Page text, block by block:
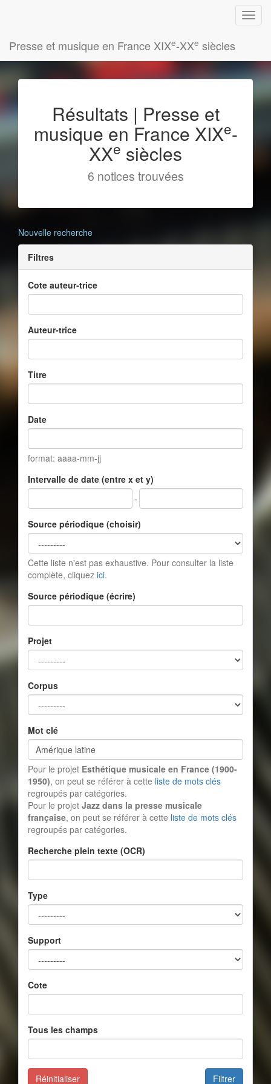
Presse et musique en France XIXe-XXe siècles
Résultats | Presse et
musique en France XIXe-
XXe siècles
6 notices trouvées
Nouvelle recherche
Filtres
Cote auteur-trice
Auteur-trice
Titre
Date
format: aaaa-mm-jj
Intervalle de date (entre x et y)
-
Source périodique (choisir)
Cette liste n'est pas exhaustive. Pour consulter la liste
complète, cliquez ici.
Source périodique (écrire)
Projet
Corpus
Mot clé
Pour le projet Esthétique musicale en France (1900-
1950), on peut se référer à cette liste de mots clés
regroupés par catégories.
Pour le projet Jazz dans la presse musicale
française, on peut se référer à cette liste de mots clés
regroupés par catégories.
Recherche plein texte (OCR)
Type
Support
Cote
Tous les champs
Filtrer
Réinitialiser